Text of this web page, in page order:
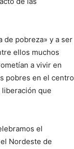
de pobreza» y a ser
ellos muchos
a vivir en
pobres en el centro
que
el
Nordeste de